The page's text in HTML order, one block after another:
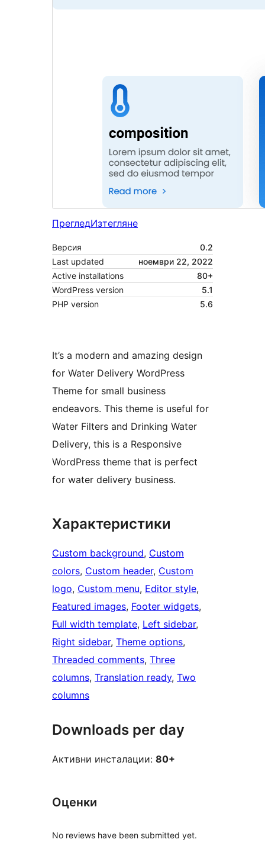
ПрегледИзтегляне
Версия
0.2
Last updated
ноември 22, 2022
Active installations
80+
WordPress version
5.1
PHP version
5.6
It’s a modern and amazing design
for Water Delivery WordPress
Theme for small business
endeavors. This theme is useful for
Water Filters and Drinking Water
Delivery, this is a Responsive
WordPress theme that is perfect
for water delivery business.
Характеристики
Custom background, Custom
colors, Custom header, Custom
logo, Custom menu, Editor style
Featured images, Footer widgets
Full width template, Left sidebar
Right sidebar, Theme options
Threaded comments, Three
columns, Translation ready, Two
columns
Downloads per day
Активни инсталации: 80+
Оценки
No reviews have been submitted yet.